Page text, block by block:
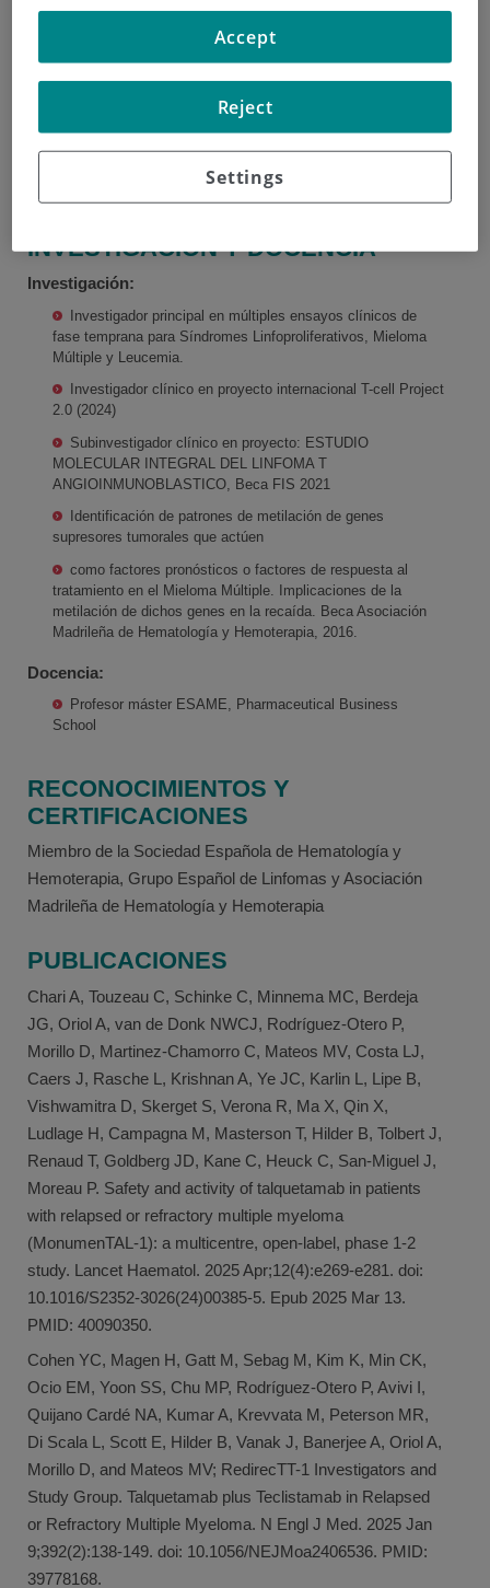
2017-actualidad. Investigador Clínico. Unidad de Ensayos
actualidad)
Médico Adjunto del Servicio de Hematología. Hospital
Universitario General de Villalba (2014-2017)
Universitario Puerta de Hierro, Madrid.
INVESTIGACIÓN Y DOCENCIA
Investigación:
Investigador principal en múltiples ensayos clínicos de
fase temprana para Síndromes Linfoproliferativos, Mieloma
Múltiple y Leucemia.
Investigador clínico en proyecto internacional T-cell Project
2.0 (2024)
Subinvestigador clínico en proyecto: ESTUDIO
MOLECULAR INTEGRAL DEL LINFOMA T
ANGIOINMUNOBLASTICO, Beca FIS 2021
Identificación de patrones de metilación de genes
supresores tumorales que actúen
como factores pronósticos o factores de respuesta al
tratamiento en el Mieloma Múltiple. Implicaciones de la
metilación de dichos genes en la recaída. Beca Asociación
Madrileña de Hematología y Hemoterapia, 2016.
Docencia:
Profesor máster ESAME, Pharmaceutical Business
School
RECONOCIMIENTOS Y
CERTIFICACIONES
Miembro de la Sociedad Española de Hematología y
Hemoterapia, Grupo Español de Linfomas y Asociación
Madrileña de Hematología y Hemoterapia
PUBLICACIONES
Chari A, Touzeau C, Schinke C, Minnema MC, Berdeja
JG, Oriol A, van de Donk NWCJ, Rodríguez-Otero P,
Morillo D, Martinez-Chamorro C, Mateos MV, Costa LJ,
Caers J, Rasche L, Krishnan A, Ye JC, Karlin L, Lipe B,
Vishwamitra D, Skerget S, Verona R, Ma X, Qin X,
Ludlage H, Campagna M, Masterson T, Hilder B, Tolbert J,
Renaud T, Goldberg JD, Kane C, Heuck C, San-Miguel J,
Moreau P. Safety and activity of talquetamab in patients
with relapsed or refractory multiple myeloma
(MonumenTAL-1): a multicentre, open-label, phase 1-2
study. Lancet Haematol. 2025 Apr;12(4):e269-e281. doi:
10.1016/S2352-3026(24)00385-5. Epub 2025 Mar 13.
PMID: 40090350.
Cohen YC, Magen H, Gatt M, Sebag M, Kim K, Min CK,
Ocio EM, Yoon SS, Chu MP, Rodríguez-Otero P, Avivi I,
Quijano Cardé NA, Kumar A, Krevvata M, Peterson MR,
Di Scala L, Scott E, Hilder B, Vanak J, Banerjee A, Oriol A,
Morillo D, and Mateos MV; RedirecTT-1 Investigators and
Study Group. Talquetamab plus Teclistamab in Relapsed
or Refractory Multiple Myeloma. N Engl J Med. 2025 Jan
9;392(2):138-149. doi: 10.1056/NEJMoa2406536. PMID:
39778168.
Settings
Reject
Accept